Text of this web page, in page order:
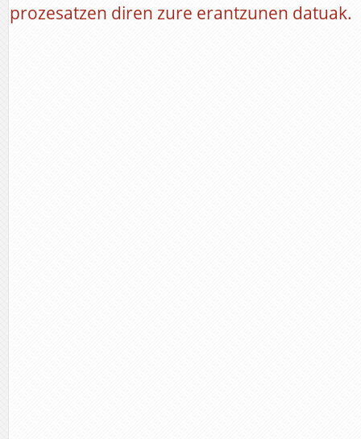
prozesatzen diren zure erantzunen datuak.